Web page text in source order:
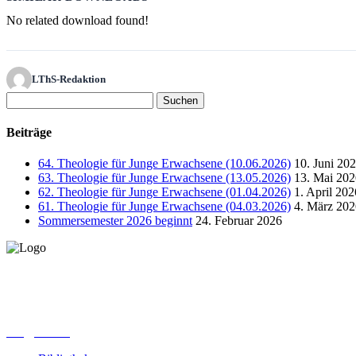
No related download found!
LThS-Redaktion
nach:
Beiträge
64. Theologie für Junge Erwachsene (10.06.2026) 10. Juni
63. Theologie für Junge Erwachsene (13.05.2026) 13. Mai
62. Theologie für Junge Erwachsene (01.04.2026) 1. April
61. Theologie für Junge Erwachsene (04.03.2026) 4. März
Sommersemester 2026 beginnt 24. Februar 2026